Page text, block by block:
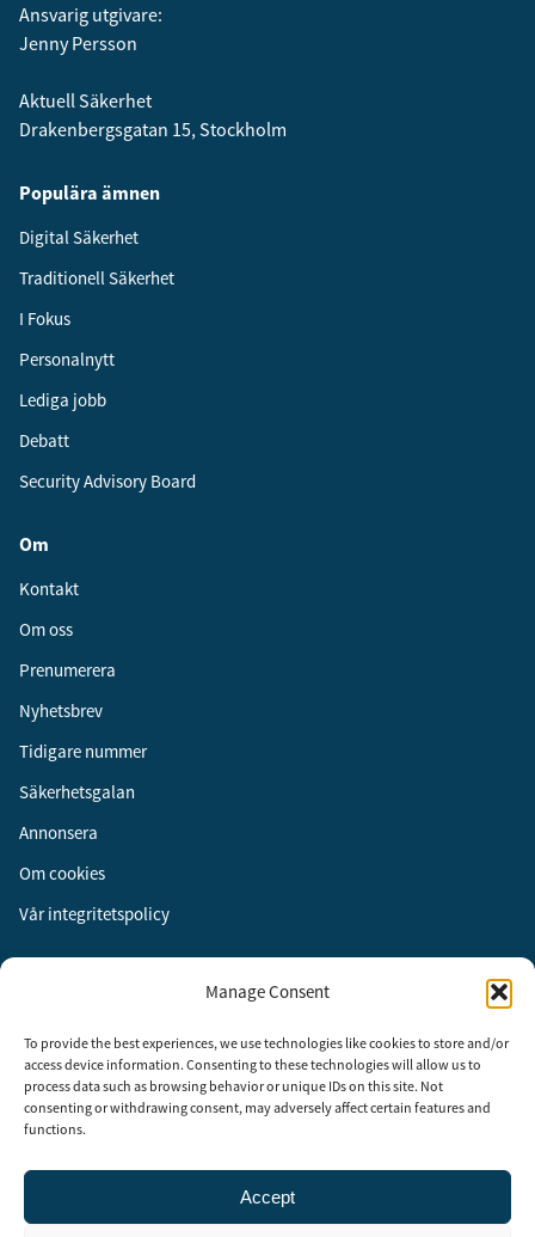
Manage Consent
To provide the best experiences, we use technologies like cookies to store and/or
access device information. Consenting to these technologies will allow us to
process data such as browsing behavior or unique IDs on this site. Not
consenting or withdrawing consent, may adversely affect certain features and
functions.
Accept
Ansvarig utgivare:
Jenny Persson
Aktuell Säkerhet
Drakenbergsgatan 15, Stockholm
Populära ämnen
Digital Säkerhet
Traditionell Säkerhet
I Fokus
Personalnytt
Lediga jobb
Debatt
Security Advisory Board
Om
Kontakt
Om oss
Prenumerera
Nyhetsbrev
Tidigare nummer
Säkerhetsgalan
Annonsera
Om cookies
Vår integritetspolicy
Instagram
LinkedIn